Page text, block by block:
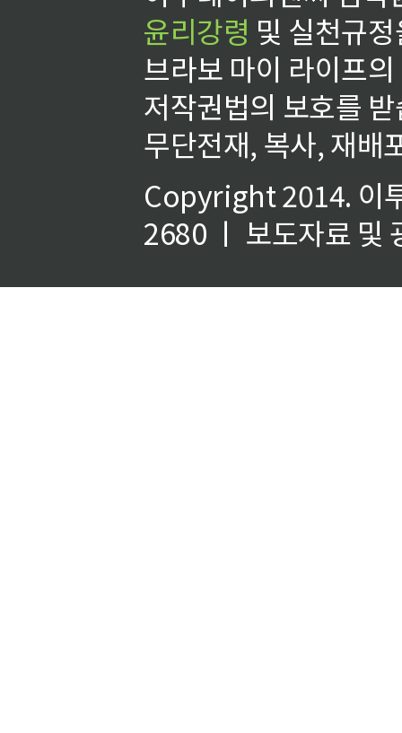
윤리강령 및 실천규
브라보 마이 라이프
저작권법의 보호를
무단전재, 복사, 재배
Copyright 2014. 이
2680 ㅣ 보도자료